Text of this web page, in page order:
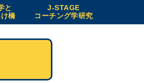
と
橋
J-STAGE
コーチング学研究